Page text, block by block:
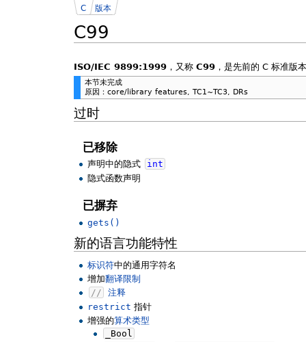
C99
C 版本
ISO/IEC 9899:1999 ，又称 C99 ，是先前的 C 标准版
本节未完成
原因：core/library features, TC1~TC3, DRs
过时
已移除
声明中的隐式
int
隐式函数声明
已摒弃
gets()
新的语言功能特性
标识符中的通用字符名
增加翻译限制
//
注释
restrict 指针
增强的算术类型
_Bool